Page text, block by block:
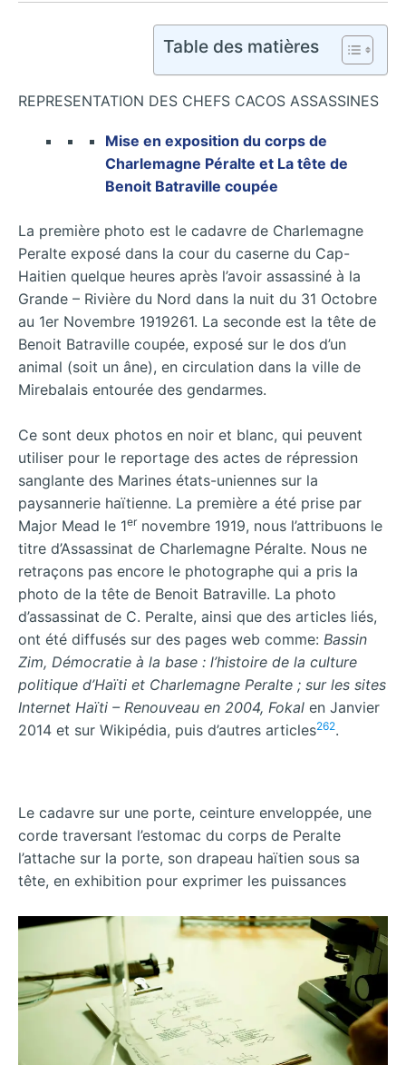
Table des matières
REPRESENTATION DES CHEFS CACOS ASSASSINES
Mise en exposition du corps de
Charlemagne Péralte et La tête de
Benoit Batraville coupée
La première photo est le cadavre de Charlemagne
Peralte exposé dans la cour du caserne du Cap-
Haitien quelque heures après l’avoir assassiné à la
Grande – Rivière du Nord dans la nuit du 31 Octobre
au 1er Novembre 1919261. La seconde est la tête de
Benoit Batraville coupée, exposé sur le dos d’un
animal (soit un âne), en circulation dans la ville de
Mirebalais entourée des gendarmes.
Ce sont deux photos en noir et blanc, qui peuvent
utiliser pour le reportage des actes de répression
sanglante des Marines états-uniennes sur la
paysannerie haïtienne. La première a été prise par
Major Mead le 1er novembre 1919, nous l’attribuons le
titre d’Assassinat de Charlemagne Péralte. Nous ne
retraçons pas encore le photographe qui a pris la
photo de la tête de Benoit Batraville. La photo
d’assassinat de C. Peralte, ainsi que des articles liés,
ont été diffusés sur des pages web comme: Bassin
Zim, Démocratie à la base : l’histoire de la culture
politique d’Haïti et Charlemagne Peralte ; sur les sites
Internet Haïti – Renouveau en 2004, Fokal en Janvier
2014 et sur Wikipédia, puis d’autres articles262.
Le cadavre sur une porte, ceinture enveloppée, une
corde traversant l’estomac du corps de Peralte
l’attache sur la porte, son drapeau haïtien sous sa
tête, en exhibition pour exprimer les puissances